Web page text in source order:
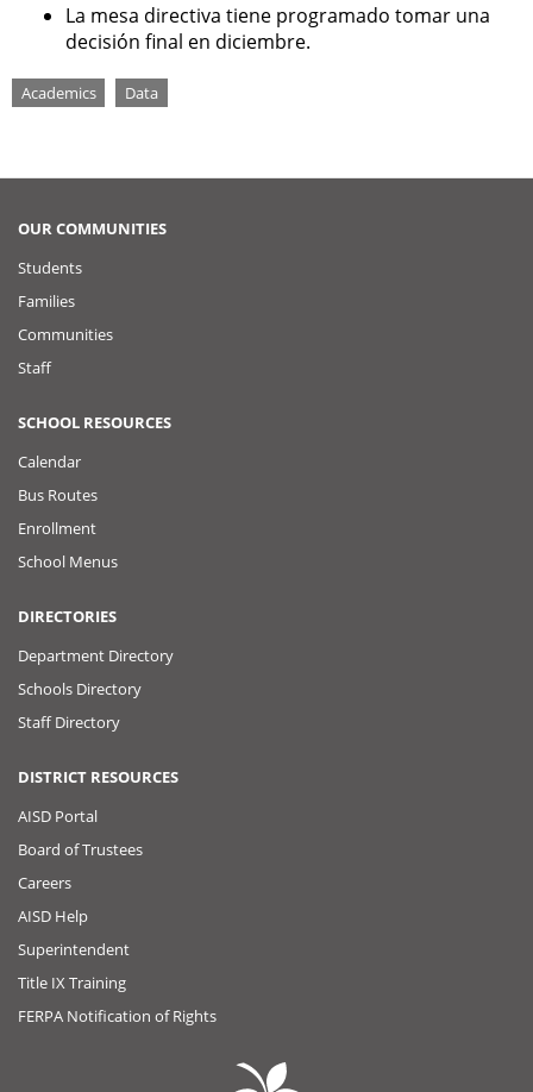
La mesa directiva tiene programado tomar una
decisión final en diciembre.
Tags
Academics Data
OUR COMMUNITIES
Students
Families
Communities
Staff
SCHOOL RESOURCES
Calendar
Bus Routes
Enrollment
School Menus
DIRECTORIES
Department Directory
Schools Directory
Staff Directory
DISTRICT RESOURCES
AISD Portal
Board of Trustees
Careers
AISD Help
Superintendent
Title IX Training
FERPA Notification of Rights